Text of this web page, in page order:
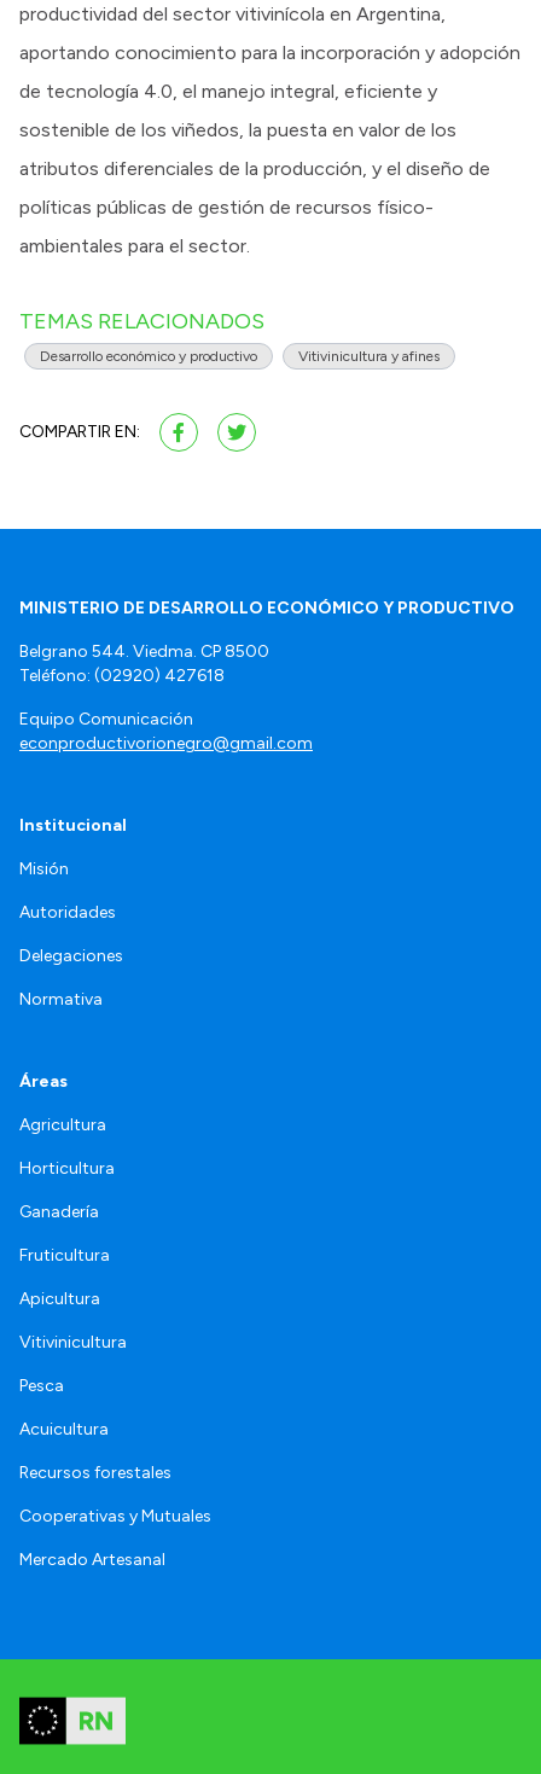
productividad del sector vitivinícola en Argentina,
aportando conocimiento para la incorporación y adopción
de tecnología 4.0, el manejo integral, eficiente y
sostenible de los viñedos, la puesta en valor de los
atributos diferenciales de la producción, y el diseño de
políticas públicas de gestión de recursos físico-
ambientales para el sector.
TEMAS RELACIONADOS
Desarrollo económico y productivo Vitivinicultura y afines
COMPARTIR EN:
MINISTERIO DE DESARROLLO ECONÓMICO Y PRODUCTIVO
Belgrano 544. Viedma. CP 8500
Teléfono: (02920) 427618
Equipo Comunicación
econproductivorionegro@gmail.com
Institucional
Misión
Autoridades
Delegaciones
Normativa
Áreas
Agricultura
Horticultura
Ganadería
Fruticultura
Apicultura
Vitivinicultura
Pesca
Acuicultura
Recursos forestales
Cooperativas y Mutuales
Mercado Artesanal